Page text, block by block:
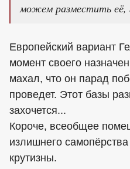
можем разместить её,
Европейский вариант
момент своего
махал, что он парад
проведет. Этот базы
захочется...
Короче, всеобщее
излишнего
крутизны.